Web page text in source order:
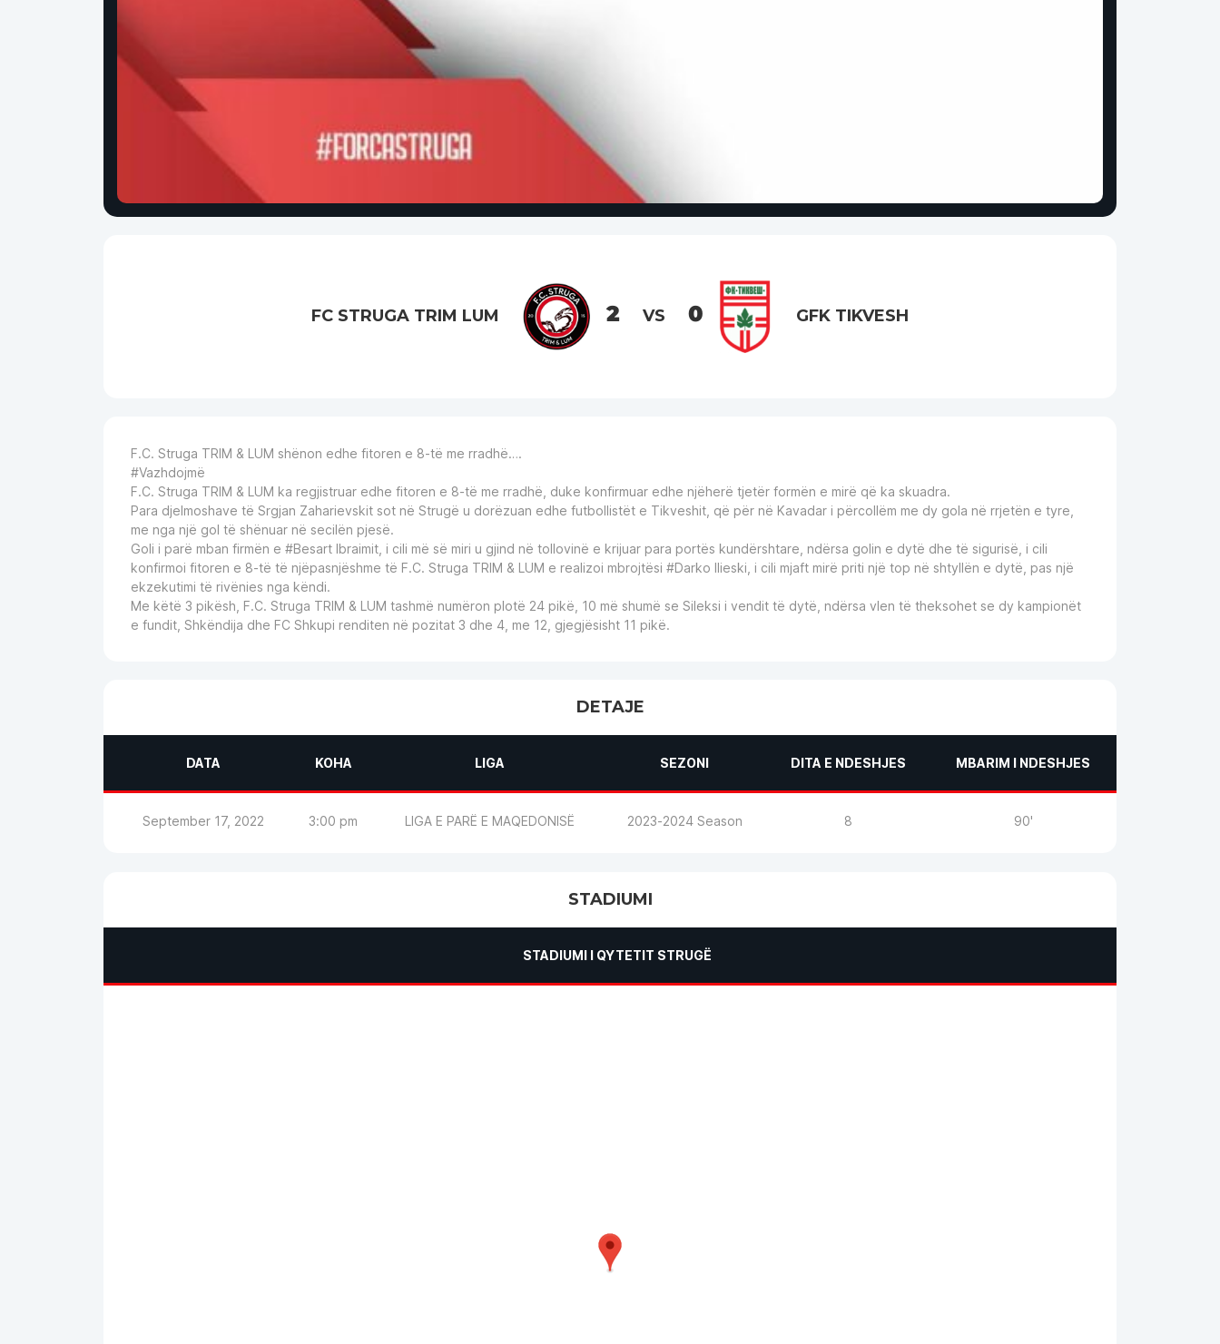
FC STRUGA TRIM LUM 2 VS 0 GFK TIKVESH
F.C. Struga TRIM & LUM shënon edhe fitoren e 8-të me rradhë….
#Vazhdojmë
F.C. Struga TRIM & LUM ka regjistruar edhe fitoren e 8-të me rradhë, duke konfirmuar edhe njëherë tjetër formën e mirë që ka skuadra.
Para djelmoshave të Srgjan Zaharievskit sot në Strugë u dorëzuan edhe futbollistët e Tikveshit, që për në Kavadar i përcollëm me dy gola në rrjetën e tyre,
me nga një gol të shënuar në secilën pjesë.
Goli i parë mban firmën e #Besart Ibraimit, i cili më së miri u gjind në tollovinë e krijuar para portës kundërshtare, ndërsa golin e dytë dhe të sigurisë, i cili
konfirmoi fitoren e 8-të të njëpasnjëshme të F.C. Struga TRIM & LUM e realizoi mbrojtësi #Darko Ilieski, i cili mjaft mirë priti një top në shtyllën e dytë, pas një
ekzekutimi të rivënies nga këndi.
Me këtë 3 pikësh, F.C. Struga TRIM & LUM tashmë numëron plotë 24 pikë, 10 më shumë se Sileksi i vendit të dytë, ndërsa vlen të theksohet se dy kampionët
e fundit, Shkëndija dhe FC Shkupi renditen në pozitat 3 dhe 4, me 12, gjegjësisht 11 pikë.
DETAJE
DATA KOHA LIGA SEZONI DITA E NDESHJES MBARIM I NDESHJES
September 17, 2022 3:00 pm LIGA E PARË E MAQEDONISË 2023-2024 Season 8 90'
STADIUMI
STADIUMI I QYTETIT STRUGË